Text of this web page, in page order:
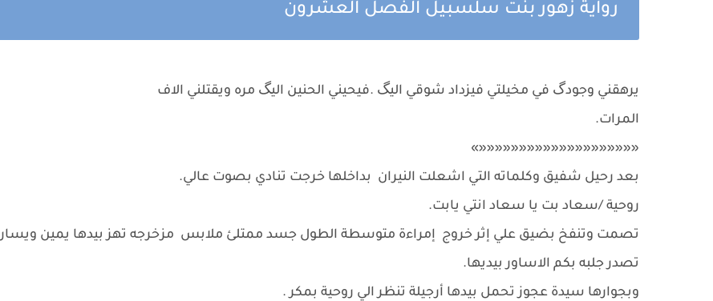
رواية زهور بنت سلسبيل الفصل العشرون
يرهقني وجودگ في مخيلتي فيزداد شوقي اليگ .فيحيني الحنين اليگ مره ويقتلني الاف
المرات.
««««««««««««««««««««»
بعد رحيل شفيق وكلماته التي اشعلت النيران بداخلها خرجت تنادي بصوت عالي.
روحية /سعاد بت يا سعاد انتي يابت.
تصمت وتنفخ بضيق علي إثر خروج إمراءة متوسطة الطول جسد ممتلئ ملابس مزخرجه تهز بيدها يمين ويسار
تصدر جلبه بكم الاساور بيديها.
وبجوارها سيدة عجوز تحمل بيدها أرجيلة تنظر الي روحية بمكر .